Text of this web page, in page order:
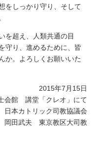
をしっかり守り、そして
を超え、人類共通の目
守り、進めるために、皆
か。よろしくお願いいた
2015年7月15日
会館 講堂「クレオ」にて
日本カトリック司教協議会
田武夫 東京教区大司教